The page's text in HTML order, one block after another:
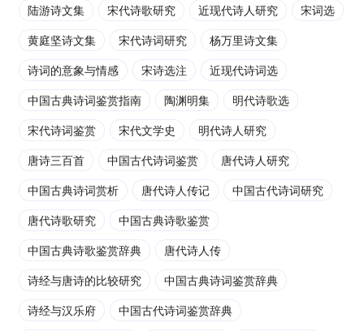
陆游诗文集 宋代诗歌研究 近现代诗人研究
宋词选
黄庭坚诗文集
宋代诗词研究
杨万里诗文集
诗词的意象与情感
宋诗选注
近现代诗词选
中国古典诗词鉴赏指南
陶渊明集
明代诗歌选
宋代诗词鉴赏
宋代文学史
明代诗人研究
唐诗三百首
中国古代诗词鉴赏
唐代诗人研究
中国古典诗词赏析
唐代诗人传记
中国古代诗词研究
唐代诗歌研究
中国古典诗歌鉴赏
中国古典诗歌鉴赏辞典
唐代诗人传
诗经与唐诗的比较研究
中国古典诗词鉴赏辞典
诗经与汉乐府
中国古代诗词鉴赏辞典